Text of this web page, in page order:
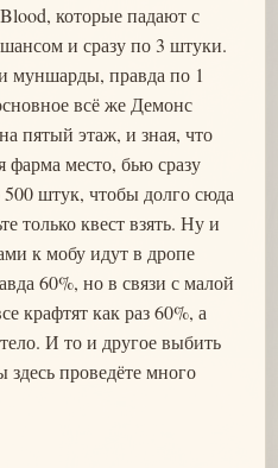
которые падают с
и сразу по 3 штуки.
муншарды, правда по 1
всё же Демонс
пятый этаж, и зная, что
фарма место, бью сразу
штук, чтобы долго сюда
только квест взять. Ну и
к мобу идут в дропе
60%, но в связи с малой
крафтят как раз 60%, а
И то и другое выбить
здесь проведёте много